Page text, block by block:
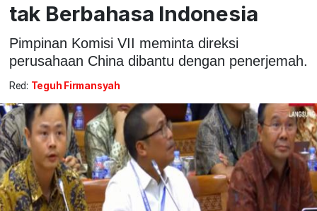
tak Berbahasa Indonesia
Pimpinan Komisi VII meminta direksi
perusahaan China dibantu dengan penerjemah.
Red: Teguh Firmansyah